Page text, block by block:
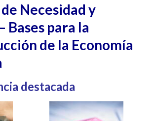
Necesidad y
Bases para la
de la Economía
destacada